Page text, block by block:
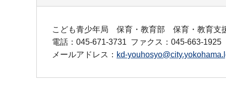
こども青少年局 保育・教育部 保育・教育支
電話：045-671-3731 ファクス：045-663-1925
メールアドレス： kd-